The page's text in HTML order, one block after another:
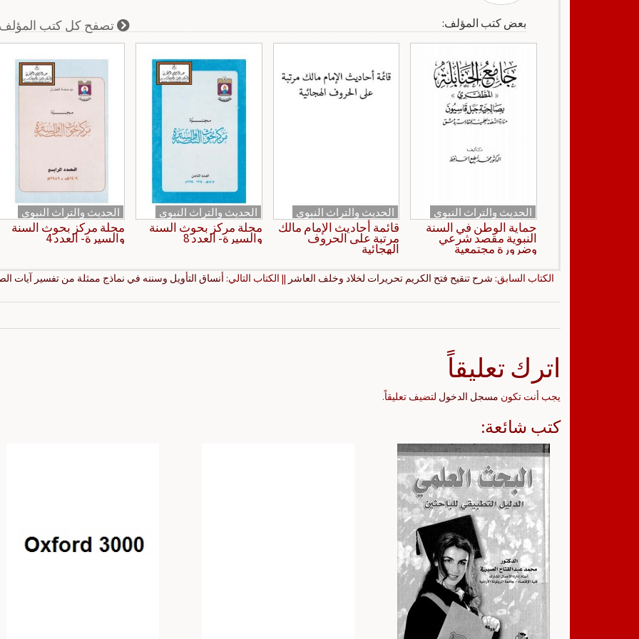
بعض كتب المؤلف: تصفح كل كتب
الحديث والتراث النبوي
حماية الوطن في السنة
النبوية مقصد شرعي
وضرورة مجتمعية
الحديث والتراث النبوي
قائمة أحاديث الإمام مالك
مرتبة على الحروف
الهجائية
الحديث والتراث النبوي
مجلة مركز بحوث السنة
والسيرة- العدد 8
الحديث والتراث النبوي
مجلة مركز بحوث السنة
والسيرة- العدد 4
الكتاب السابق: شرح تنقيح فتح الكريم تحريرات لخلاد وخلف العاشر || الكتاب التالي: أنساق التأويل وسننه في نماذج ممثلة من تفسير آيات
اترك تعليقاً
يجب أنت تكون مسجل الدخول لتضيف تعليقاً.
كتب شائعة: